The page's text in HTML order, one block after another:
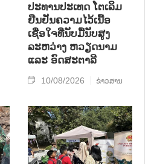
ປະທານປະເທດ ໂຕເລິມ
ຢືນຢັນຄວາມໄວ້ເນື້ອ
ເຊື່ອໃຈທີ່ນັບມື້ນັບສູງ
ລະຫວ່າງ ຫວຽດນາມ
ແລະ ອົດສະຕາລີ
10/08/2026 ຂ່າວສານ